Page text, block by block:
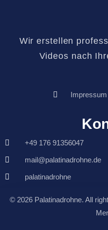
Wir erstellen
Videos nach
Impressum
+49 176 91356047
mail@palatinadrohne.de
palatinadrohne
© 2026 Palatinadrohne. All